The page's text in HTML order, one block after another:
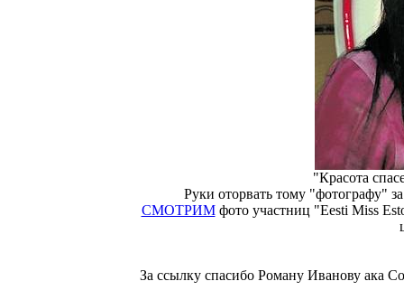
"Красота
Руки оторвать тому "фотографу"
СМОТРИМфото участниц "Eesti Miss
За ссылку спасибо Роману Иванову ака